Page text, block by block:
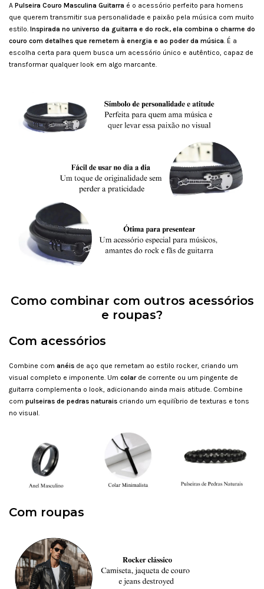
A Pulseira Couro Masculina Guitarra é o acessório perfeito para homens
que querem transmitir sua personalidade e paixão pela música com muito
estilo. Inspirada no universo da guitarra e do rock, ela combina o charme do
couro com detalhes que remetem à energia e ao poder da música . É a
escolha certa para quem busca um acessório único e autêntico, capaz de
transformar qualquer look em algo marcante.
Como combinar com outros acessórios
e roupas?
Com acessórios
Combine com anéis de aço que remetam ao estilo rocker, criando um
visual completo e imponente. Um colar de corrente ou um pingente de
guitarra complementa o look, adicionando ainda mais atitude. Combine
com pulseiras de pedras naturais criando um equilíbrio de texturas e tons
no visual.
Com roupas